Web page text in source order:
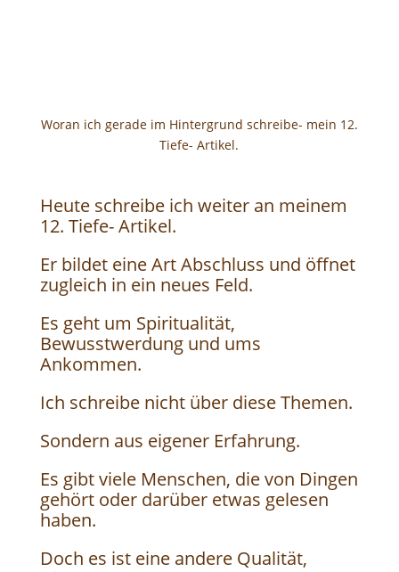
Woran ich gerade im Hintergrund schreibe- mein 12.
Tiefe- Artikel.
Heute schreibe ich weiter an meinem
12. Tiefe- Artikel.
Er bildet eine Art Abschluss und öffnet
zugleich in ein neues Feld.
Es geht um Spiritualität,
Bewusstwerdung und ums
Ankommen.
Ich schreibe nicht über diese Themen.
Sondern aus eigener Erfahrung.
Es gibt viele Menschen, die von Dingen
gehört oder darüber etwas gelesen
haben.
Doch es ist eine andere Qualität,